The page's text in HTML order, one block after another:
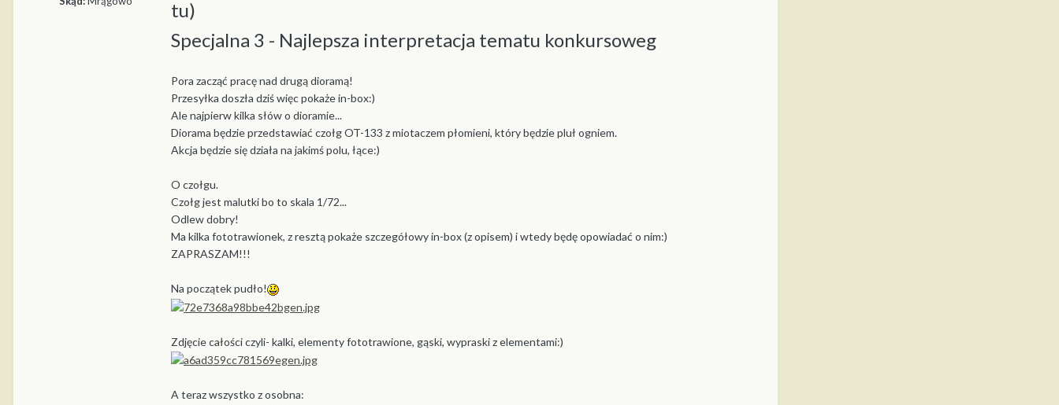
tu)
Specjalna 3 - Najlepsza interpretacja tematu konkursoweg
Pora zacząć pracę nad drugą dioramą!
Przesyłka doszła dziś więc pokaże in-box:)
Ale najpierw kilka słów o dioramie...
Diorama będzie przedstawiać czołg OT-133 z miotaczem płomieni, który będzie pluł ogniem.
Akcja będzie się działa na jakimś polu, łące:)
O czołgu.
Czołg jest malutki bo to skala 1/72...
Odlew dobry!
Ma kilka fototrawionek, z resztą pokaże szczegółowy in-box (z opisem) i wtedy będę opowiadać o nim:)
ZAPRASZAM!!!
Na początek pudło!
Zdjęcie całości czyli- kalki, elementy fototrawione, gąski, wypraski z elementami:)
A teraz wszystko z osobna: